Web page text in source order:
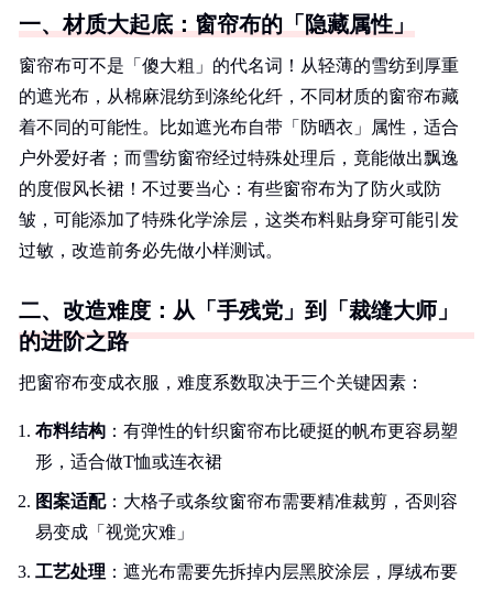
一、材质大起底：窗帘布的「隐藏属性」
窗帘布可不是「傻大粗」的代名词！从轻薄的雪纺到厚重
的遮光布，从棉麻混纺到涤纶化纤，不同材质的窗帘布藏
着不同的可能性。比如遮光布自带「防晒衣」属性，适合
户外爱好者；而雪纺窗帘经过特殊处理后，竟能做出飘逸
的度假风长裙！不过要当心：有些窗帘布为了防火或防
皱，可能添加了特殊化学涂层，这类布料贴身穿可能引发
过敏，改造前务必先做小样测试。
二、改造难度：从「手残党」到「裁缝大师」
的进阶之路
把窗帘布变成衣服，难度系数取决于三个关键因素：
布料结构 ：有弹性的针织窗帘布比硬挺的帆布更容易塑
形，适合做T恤或连衣裙
图案适配：大格子或条纹窗帘布需要精准裁剪，否则容
易变成「视觉灾难」
工艺处理 ：遮光布需要先拆掉内层黑胶涂层，厚绒布要